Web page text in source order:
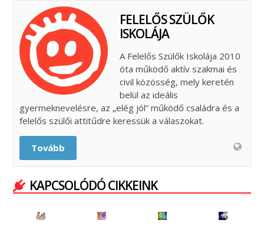
FELELŐS SZÜLŐK
ISKOLÁJA
A Felelős Szülők Iskolája 2010
óta működő aktív szakmai és
civil közösség, mely keretén
belül az ideális
gyermeknevelésre, az „elég jól” működő családra és a
felelős szülői attitűdre keressük a válaszokat.
Tovább
KAPCSOLÓDÓ CIKKEINK